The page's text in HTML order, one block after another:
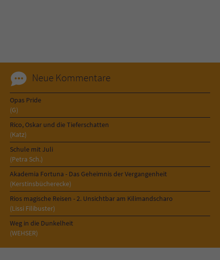
Neue Kommentare
Opas Pride
(G)
Rico, Oskar und die Tieferschatten
(Katz)
Schule mit Juli
(Petra Sch.)
Akademia Fortuna - Das Geheimnis der Vergangenheit
(Kerstinsbücherecke)
Rios magische Reisen - 2. Unsichtbar am Kilimandscharo
(Lissi Filibuster)
Weg in die Dunkelheit
(WEHSER)
Zweck Cookie für Kommentare einzelner Buchtitel
Name fe_typo_user
Anbieter
Laufzeit Session
Zweck
Dieses Cookie gewährleistet die
Kommunikation der Webseite mit dem
Sicherheitscode des Kontaktformulars zu